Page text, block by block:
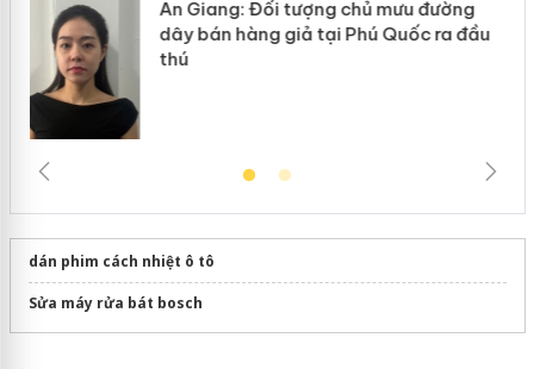
dán phim cách nhiệt ô tô
Sửa máy rửa bát bosch